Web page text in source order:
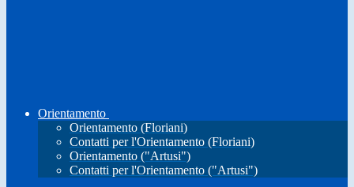
Orientamento
Orientamento (Floriani)
Contatti per l'Orientamento (Floriani)
Orientamento ("Artusi")
Contatti per l'Orientamento ("Artusi")